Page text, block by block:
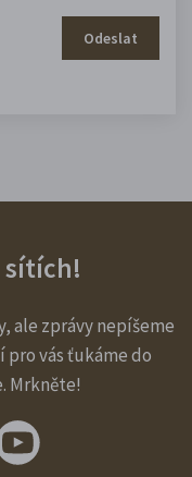
Odeslat
sítích!
ale zprávy nepíšeme
pro vás ťukáme do
Mrkněte!